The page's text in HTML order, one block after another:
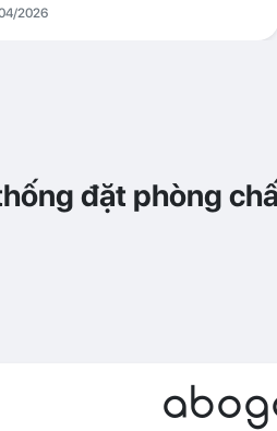
and Effective
2026
đặt phòng